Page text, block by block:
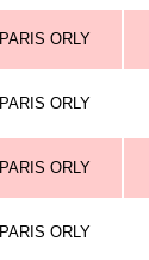
PARIS ORLY
PARIS ORLY
PARIS ORLY
PARIS ORLY